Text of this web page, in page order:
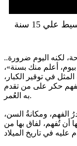
لكنه اليوم ضرورة..
أعلم منك بسنة»،
في توقير الكبار،
حكر على من تقدم
به العُمر.
الفهم، ومكانةُ السن،
أن تُفهم، لفاق بها من